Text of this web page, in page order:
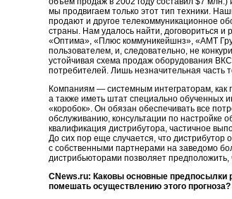
мы продвигаем только этот тип техники.
продают и другое телекоммуникационное
страны. Нам удалось найти, договориться и
«Оптима», «Плюс коммуникейшнз», «АМТ
пользователем, и, следовательно, не
устойчивая схема продаж оборудования
потребителей. Лишь незначительная часть
Компаниям — системным интеграторам, как
а также иметь штат специально обученных
«коробок». Он обязан обеспечивать все
обслуживанию, консультации по настройке
квалификация дистрибутора, частичное
До сих пор еще случается, что дистрибутор
с собственными партнерами на заведомо
дистрибьюторами позволяет предположить,
CNews.ru: Каковы основные предпосылки
помешать осуществлению этого прогноза?